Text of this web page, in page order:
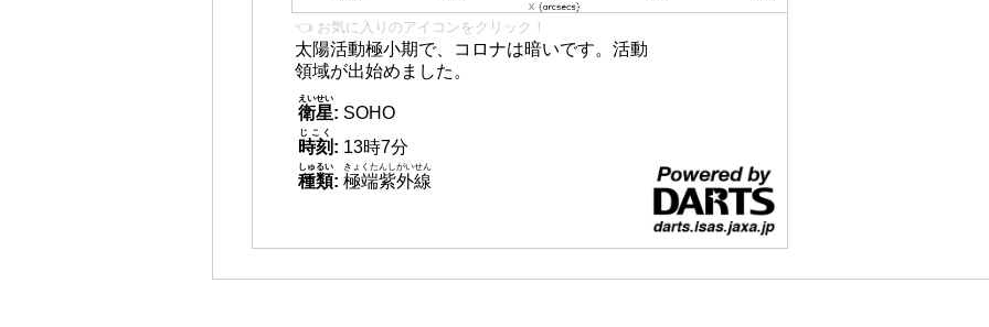
👈 お気に入りのアイコンをクリック！
太陽活動極小期で、コロナは暗いです。活動
領域が出始めました。
衛星
えいせい
: SOHO
時刻
じこく
: 13時7分
種類
しゅるい
: 極端紫外線
きょくたんしがいせん